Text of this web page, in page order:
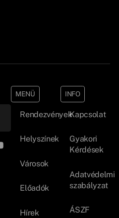
MENÜ
Rendezvények
Helyszínek
Városok
Előadók
Hírek
INFO
Kapcsolat
Gyakori
Kérdések
Adatvédelmi
szabályzat
ÁSZF